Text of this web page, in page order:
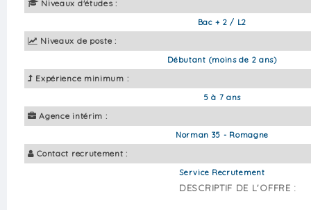
Niveaux d'études :
Bac + 2 / L2
Niveaux de poste :
Débutant (moins de 2 ans)
Expérience minimum :
5 à 7 ans
Agence intérim :
Norman 35 - Romagne
Contact recrutement :
Service Recrutement
DESCRIPTIF DE L'OFFRE :